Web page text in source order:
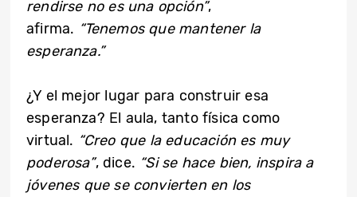
rendirse no es una opción”,
afirma. “Tenemos que mantener la
esperanza.”
¿Y el mejor lugar para construir esa
esperanza? El aula, tanto física como
virtual. “Creo que la educación es muy
poderosa”, dice. “Si se hace bien, inspira a
jóvenes que se convierten en los